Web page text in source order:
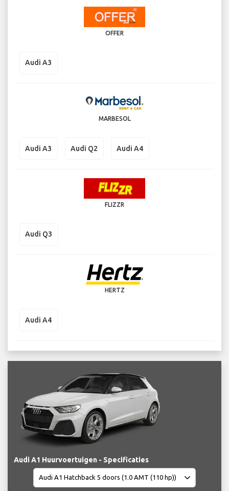
OFFER
Audi A3
MARBESOL
Audi A3 Audi Q2 Audi A4
FLIZZR
Audi Q3
HERTZ
Audi A4
Audi A1 Huurvoertuigen - Specificaties